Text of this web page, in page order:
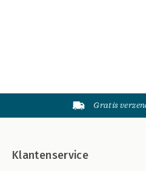
Gratis
Klantenservice